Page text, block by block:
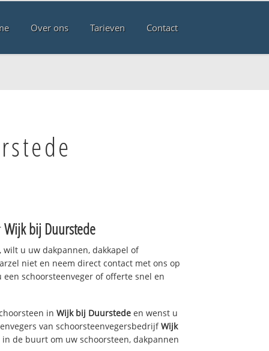
Over ons Tarieven Contact
Wijk bij Duurstede
u uw dakpannen, dakkapel of
niet en neem direct contact met ons op
een schoorsteenveger of offerte snel en
in Wijk bij Duurstede en wenst u
van schoorsteenvegersbedrijfWijk
de buurt om uw schoorsteen, dakpannen